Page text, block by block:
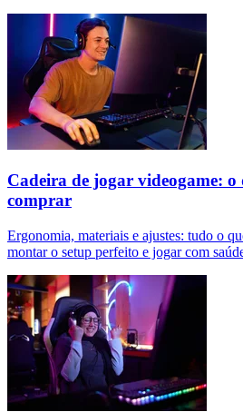
Cadeira de jogar videogame: o
comprar
Ergonomia, materiais e ajustes: tudo o
montar o setup perfeito e jogar com